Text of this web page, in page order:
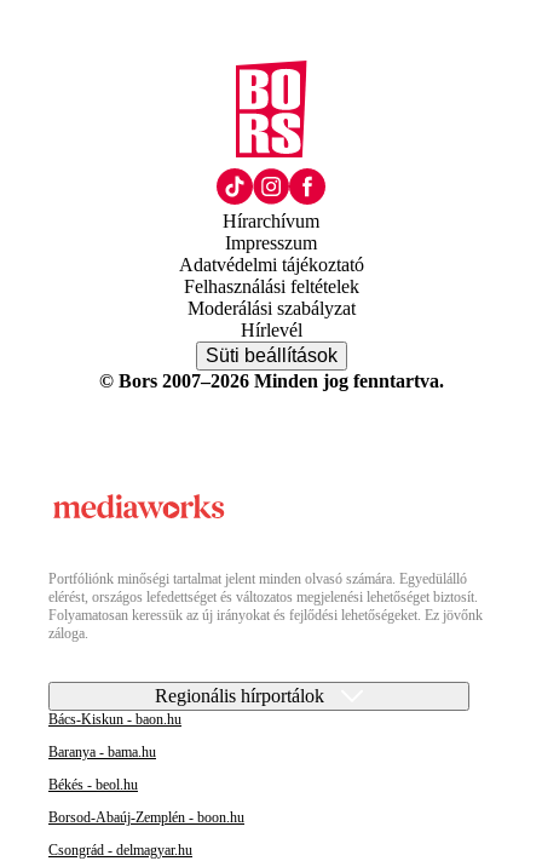
Hírarchívum
Impresszum
Adatvédelmi tájékoztató
Felhasználási feltételek
Moderálási szabályzat
Hírlevél
Süti beállítások
© Bors 2007–2026 Minden jog fenntartva.
Portfóliónk minőségi tartalmat jelent minden olvasó számára. Egyedülálló
elérést, országos lefedettséget és változatos megjelenési lehetőséget biztosít.
Folyamatosan keressük az új irányokat és fejlődési lehetőségeket. Ez jövőnk
záloga.
Regionális hírportálok
Bács-Kiskun - baon.hu
Baranya - bama.hu
Békés - beol.hu
Borsod-Abaúj-Zemplén - boon.hu
Csongrád - delmagyar.hu